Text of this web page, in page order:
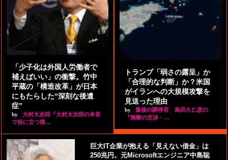
「少子化は外国人労働者で
補えばいい」の衝撃。竹中
平蔵の「構造改革」が日本
にもたらした“深刻な後遺
症”
by
大村大次郎『大村大次郎の本音
で役に立つ税…
トランプ「弱さの露呈」か
「合理的な判断」か？米国
がイランへの大規模攻撃を
見送った理由
by
最後の調停官 島田久仁彦の
『無敵の交渉・…
巨大IT企業が抱える「見えない借金」は
250兆円。元Microsoftエンジニア中島聡